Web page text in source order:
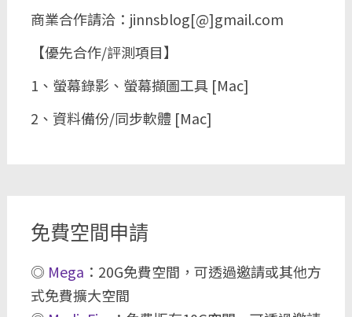
商業合作請洽：jinnsblog[@]gmail.com
【優先合作/評測項目】
1、螢幕錄影、螢幕擷圖工具 [Mac]
2、資料備份/同步軟體 [Mac]
免費空間申請
◎ Mega ：20G免費空間，可透過邀請或其他方
式免費擴大空間